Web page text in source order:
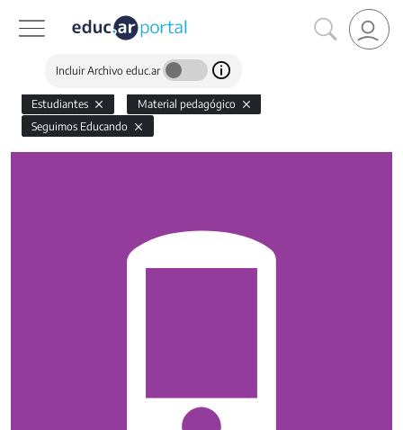
Incluir Archivo educ.ar
Estudiantes
Material pedagógico
Seguimos Educando